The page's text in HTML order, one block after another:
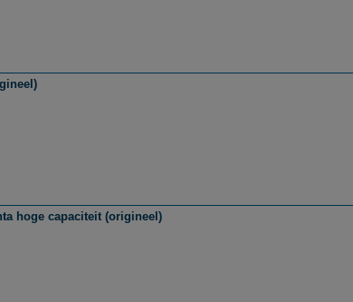
hoge capaciteit (origineel)